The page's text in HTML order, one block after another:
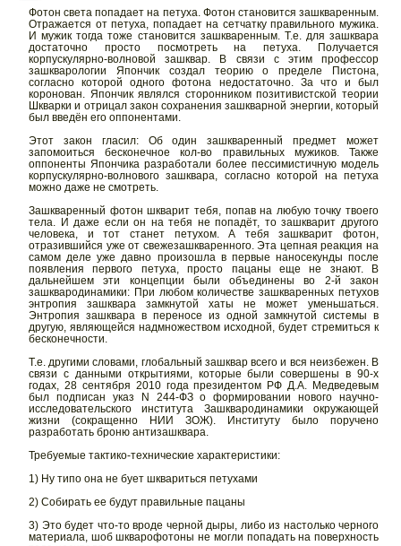
Фотон света попадает на петуха. Фотон становится зашкваренным.
Отражается от петуха, попадает на сетчатку правильного мужика.
И мужик тогда тоже становится зашкваренным. Т.е. для зашквара
достаточно просто посмотреть на петуха. Получается
корпускулярно-волновой зашквар. В связи с этим профессор
зашкварологии Япончик создал теорию о пределе Пистона,
согласно которой одного фотона недостаточно. За что и был
коронован. Япончик являлся сторонником позитивистской теории
Шкварки и отрицал закон сохранения зашкварной энергии, который
был введён его оппонентами.
Этот закон гласил: Об один зашкваренный предмет может
запомоиться бесконечное кол-во правильных мужиков. Также
оппоненты Япончика разработали более пессимистичную модель
корпускулярно-волнового зашквара, согласно которой на петуха
можно даже не смотреть.
Зашкваренный фотон шкварит тебя, попав на любую точку твоего
тела. И даже если он на тебя не попадёт, то зашкварит другого
человека, и тот станет петухом. А тебя зашкварит фотон,
отразившийся уже от свежезашкваренного. Эта цепная реакция на
самом деле уже давно произошла в первые наносекунды после
появления первого петуха, просто пацаны еще не знают. В
дальнейшем эти концепции были объединены во 2-й закон
зашквародинамики: При любом количестве зашкваренных петухов
энтропия зашквара замкнутой хаты не может уменьшаться.
Энтропия зашквара в переносе из одной замкнутой системы в
другую, являющейся надмножеством исходной, будет стремиться к
бесконечности.
Т.е. другими словами, глобальный зашквар всего и вся неизбежен. В
связи с данными открытиями, которые были совершены в 90-х
годах, 28 сентября 2010 года президентом РФ Д.А. Медведевым
был подписан указ N 244-ФЗ о формировании нового научно-
исследовательского института Зашквародинамики окружающей
жизни (сокращенно НИИ ЗОЖ). Институту было поручено
разработать броню антизашквара.
Требуемые тактико-технические характеристики:
1) Ну типо она не бует шквариться петухами
2) Собирать ее будут правильные пацаны
3) Это будет что-то вроде черной дыры, либо из настолько черного
материала, шоб шкварофотоны не могли попадать на поверхность